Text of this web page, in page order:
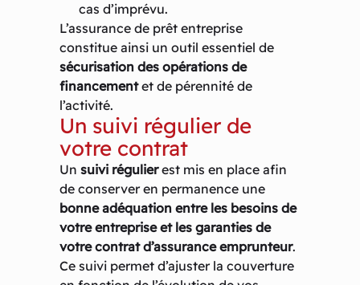
cas d’imprévu.
L’assurance de prêt entreprise
constitue ainsi un outil essentiel de
sécurisation des opérations de
financementet de pérennité de
l’activité.
Un suivi régulier de
votre contrat
Un suivi régulierest mis en place afin
de conserver en permanence une
bonne adéquation entre les besoins de
votre entreprise et les garanties de
votre contrat d’assurance emprunteur.
Ce suivi permet d’ajuster la couverture